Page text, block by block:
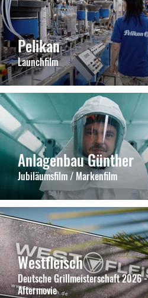
Pelikan
Launchfilm
Anlagenbau Günther
Jubiläumsfilm / Markenfilm
Westfleisch
Deutsche Grillmeisterschaft 2026 -
Aftermovie